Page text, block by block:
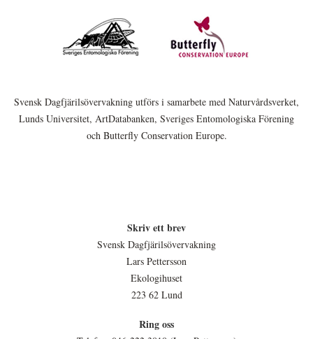
Svensk Dagfjärilsövervakning utförs i samarbete med Naturvårdsverket,
Lunds Universitet, ArtDatabanken, Sveriges Entomologiska Förening
och Butterfly Conservation Europe.
Skriv ett brev
Svensk Dagfjärilsövervakning
Lars Pettersson
Ekologihuset
223 62 Lund
Ring oss